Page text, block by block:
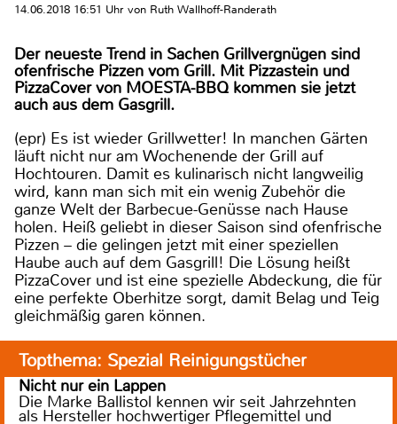
14.06.2018 16:51 Uhr von Ruth Wallhoff-Randerath
Der neueste Trend in Sachen Grillvergnügen sind
ofenfrische Pizzen vom Grill. Mit Pizzastein und
PizzaCover von MOESTA-BBQ kommen sie jetzt
auch aus dem Gasgrill.
(epr) Es ist wieder Grillwetter! In manchen Gärten
läuft nicht nur am Wochenende der Grill auf
Hochtouren. Damit es kulinarisch nicht langweilig
wird, kann man sich mit ein wenig Zubehör die
ganze Welt der Barbecue-Genüsse nach Hause
holen. Heiß geliebt in dieser Saison sind ofenfrische
Pizzen – die gelingen jetzt mit einer speziellen
Haube auch auf dem Gasgrill! Die Lösung heißt
PizzaCover und ist eine spezielle Abdeckung, die für
eine perfekte Oberhitze sorgt, damit Belag und Teig
gleichmäßig garen können.
Topthema: Spezial Reinigungstücher
Nicht nur ein Lappen
Die Marke Ballistol kennen wir seit Jahrzehnten
als Hersteller hochwertiger Pflegemittel und